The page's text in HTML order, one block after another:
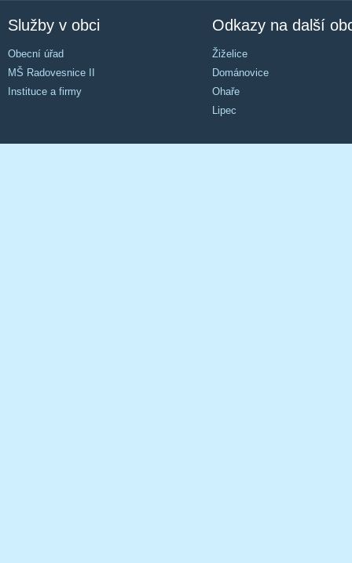
Služby v obci
Obecní úřad
MŠ Radovesnice II
Instituce a firmy
Odkazy na další
Žiželice
Dománovice
Ohaře
Lipec